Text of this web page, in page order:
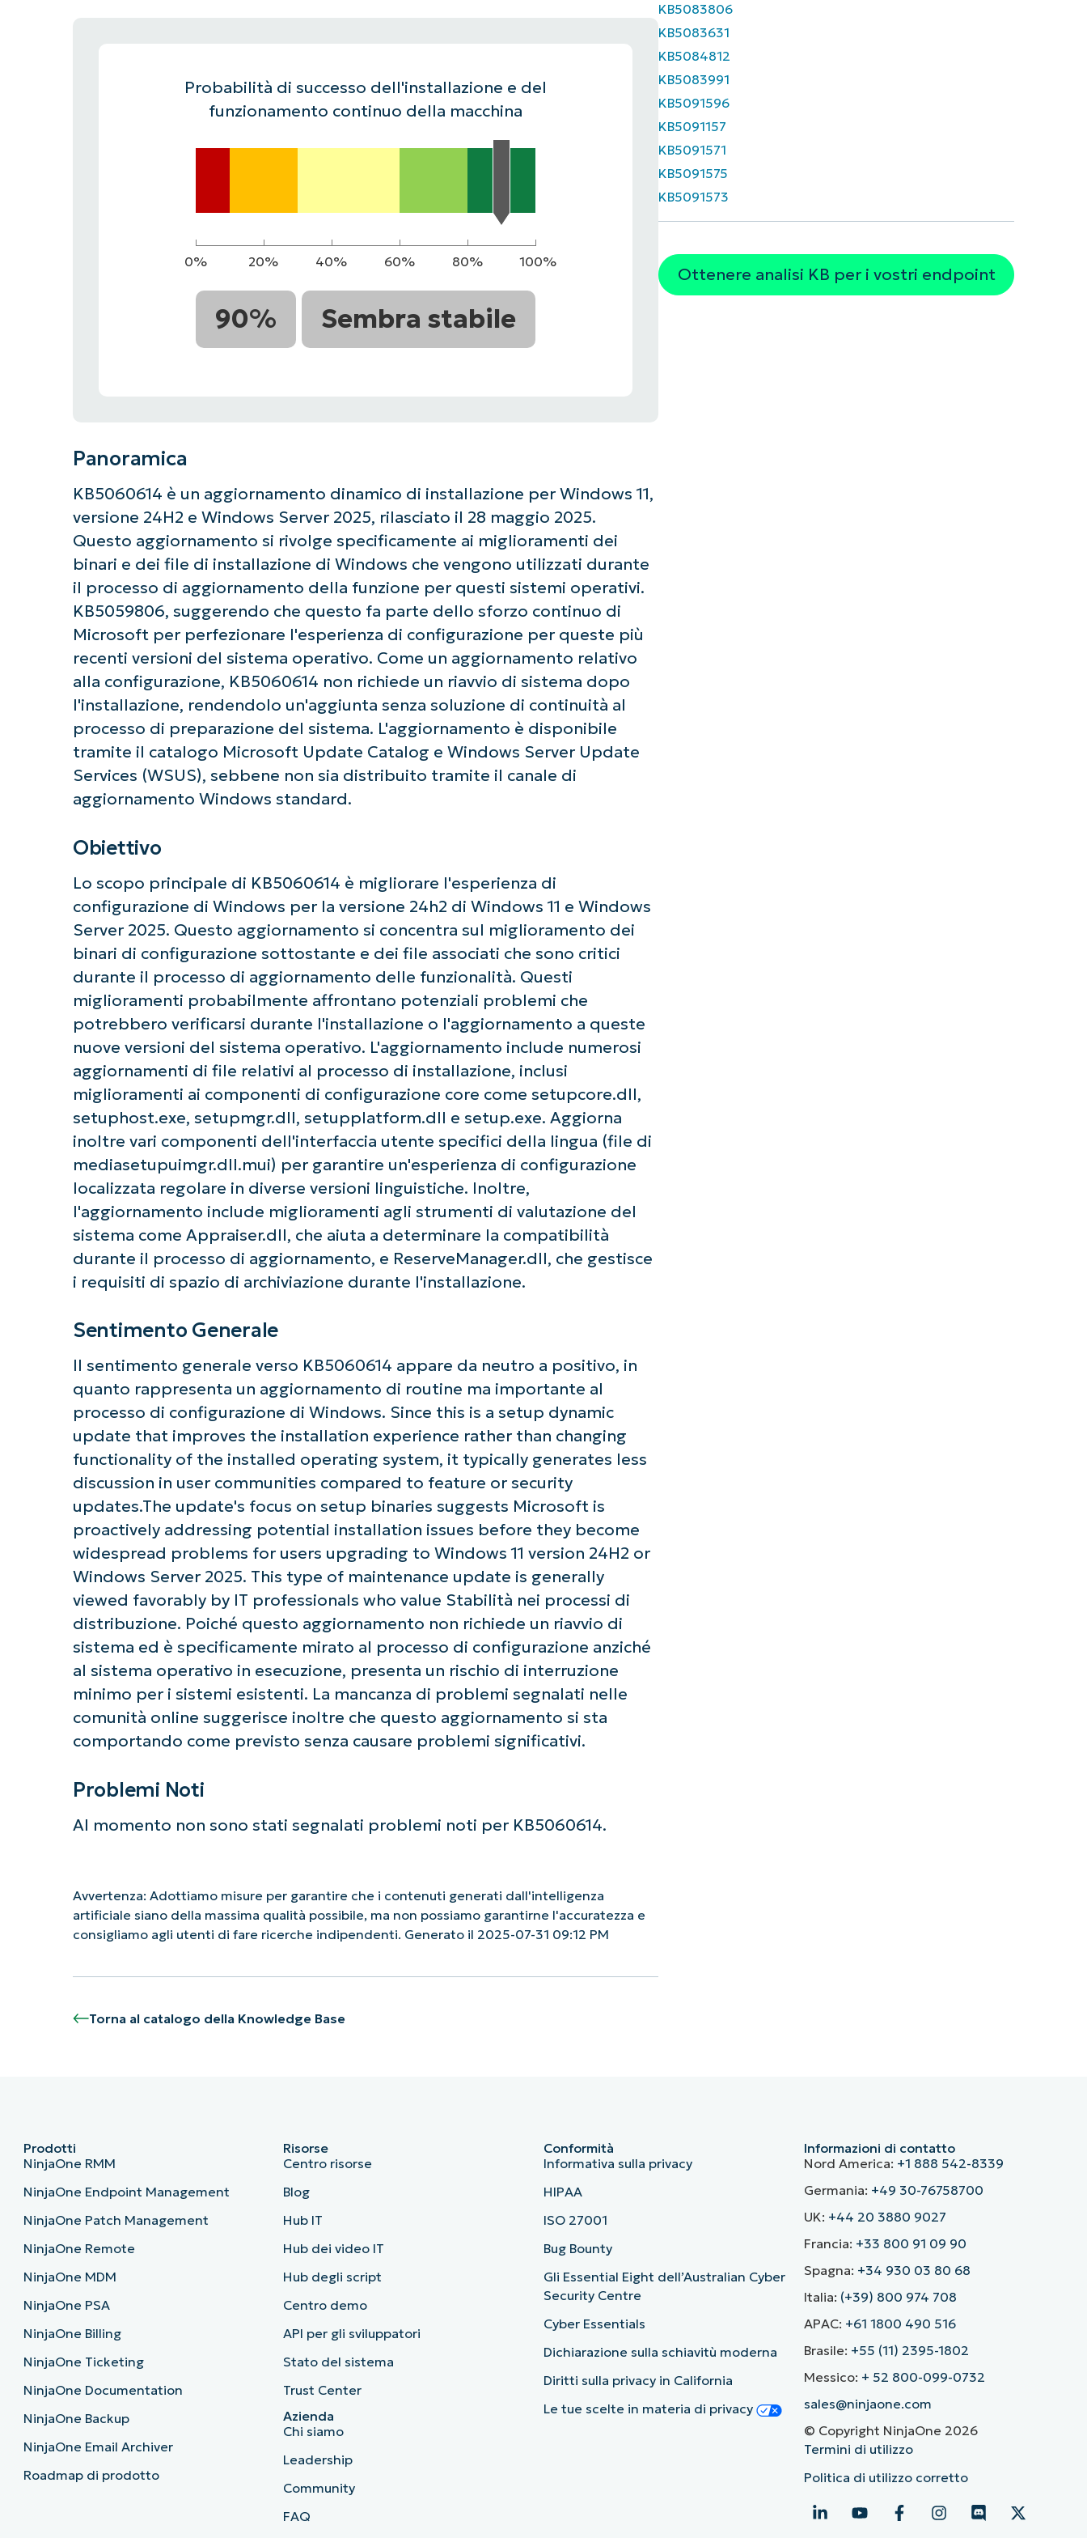
Probabilità di successo dell'installazione e del
funzionamento continuo della macchina
0% 20% 40% 60% 80% 100%
90% Sembra stabile
Panoramica
KB5060614 è un aggiornamento dinamico di installazione per Windows 11,
versione 24H2 e Windows Server 2025, rilasciato il 28 maggio 2025.
Questo aggiornamento si rivolge specificamente ai miglioramenti dei
binari e dei file di installazione di Windows che vengono utilizzati durante
il processo di aggiornamento della funzione per questi sistemi operativi.
KB5059806, suggerendo che questo fa parte dello sforzo continuo di
Microsoft per perfezionare l'esperienza di configurazione per queste più
recenti versioni del sistema operativo. Come un aggiornamento relativo
alla configurazione, KB5060614 non richiede un riavvio di sistema dopo
l'installazione, rendendolo un'aggiunta senza soluzione di continuità al
processo di preparazione del sistema. L'aggiornamento è disponibile
tramite il catalogo Microsoft Update Catalog e Windows Server Update
Services (WSUS), sebbene non sia distribuito tramite il canale di
aggiornamento Windows standard.
Obiettivo
Lo scopo principale di KB5060614 è migliorare l'esperienza di
configurazione di Windows per la versione 24h2 di Windows 11 e Windows
Server 2025. Questo aggiornamento si concentra sul miglioramento dei
binari di configurazione sottostante e dei file associati che sono critici
durante il processo di aggiornamento delle funzionalità. Questi
miglioramenti probabilmente affrontano potenziali problemi che
potrebbero verificarsi durante l'installazione o l'aggiornamento a queste
nuove versioni del sistema operativo. L'aggiornamento include numerosi
aggiornamenti di file relativi al processo di installazione, inclusi
miglioramenti ai componenti di configurazione core come setupcore.dll,
setuphost.exe, setupmgr.dll, setupplatform.dll e setup.exe. Aggiorna
inoltre vari componenti dell'interfaccia utente specifici della lingua (file di
mediasetupuimgr.dll.mui) per garantire un'esperienza di configurazione
localizzata regolare in diverse versioni linguistiche. Inoltre,
l'aggiornamento include miglioramenti agli strumenti di valutazione del
sistema come Appraiser.dll, che aiuta a determinare la compatibilità
durante il processo di aggiornamento, e ReserveManager.dll, che gestisce
i requisiti di spazio di archiviazione durante l'installazione.
Sentimento Generale
Il sentimento generale verso KB5060614 appare da neutro a positivo, in
quanto rappresenta un aggiornamento di routine ma importante al
processo di configurazione di Windows. Since this is a setup dynamic
update that improves the installation experience rather than changing
functionality of the installed operating system, it typically generates less
discussion in user communities compared to feature or security
updates.The update's focus on setup binaries suggests Microsoft is
proactively addressing potential installation issues before they become
widespread problems for users upgrading to Windows 11 version 24H2 or
Windows Server 2025. This type of maintenance update is generally
viewed favorably by IT professionals who value Stabilità nei processi di
distribuzione. Poiché questo aggiornamento non richiede un riavvio di
sistema ed è specificamente mirato al processo di configurazione anziché
al sistema operativo in esecuzione, presenta un rischio di interruzione
minimo per i sistemi esistenti. La mancanza di problemi segnalati nelle
comunità online suggerisce inoltre che questo aggiornamento si sta
comportando come previsto senza causare problemi significativi.
Problemi Noti
Al momento non sono stati segnalati problemi noti per KB5060614.
Avvertenza: Adottiamo misure per garantire che i contenuti generati dall'intelligenza
artificiale siano della massima qualità possibile, ma non possiamo garantirne l'accuratezza e
consigliamo agli utenti di fare ricerche indipendenti. Generato il 2025-07-31 09:12 PM
Torna al catalogo della Knowledge Base
KB5083806
KB5083631
KB5084812
KB5083991
KB5091596
KB5091157
KB5091571
KB5091575
KB5091573
Ottenere analisi KB per i vostri endpoint
Iniziate con le analisi KB guidate dall'AI di NinjaOne!
Non è richiesta alcuna carta di credito e si ha accesso completo a tutte le funzionalità.
First
last
name*
Business
email*
number*
Paese
Company
name*
Prodotti
NinjaOne RMM
NinjaOne Endpoint Management
NinjaOne Patch Management
NinjaOne Remote
NinjaOne MDM
NinjaOne PSA
NinjaOne Billing
NinjaOne Ticketing
NinjaOne Documentation
NinjaOne Backup
NinjaOne Email Archiver
Roadmap di prodotto
Risorse
Centro risorse
Blog
Hub IT
Hub dei video IT
Hub degli script
Centro demo
API per gli sviluppatori
Stato del sistema
Trust Center
Azienda
Chi siamo
Leadership
Community
FAQ
Conformità
Informativa sulla privacy
HIPAA
ISO 27001
Bug Bounty
Gli Essential Eight dell’Australian Cyber
Security Centre
Cyber Essentials
Dichiarazione sulla schiavitù moderna
Diritti sulla privacy in California
Le tue scelte in materia di privacy
Informazioni di contatto
Nord America: +1 888 542-8339
Germania: +49 30-76758700
UK: +44 20 3880 9027
Francia: +33 800 91 09 90
Spagna: +34 930 03 80 68
Italia: (+39) 800 974 708
APAC: +61 1800 490 516
Brasile: +55 (11) 2395-1802
Messico: + 52 800-099-0732
sales@ninjaone.com
© Copyright NinjaOne 2026
Termini di utilizzo
Politica di utilizzo corretto